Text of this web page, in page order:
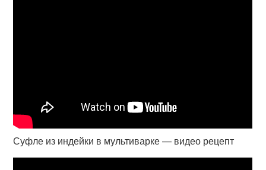
Суфле из индейки в мультиварке — видео рецепт